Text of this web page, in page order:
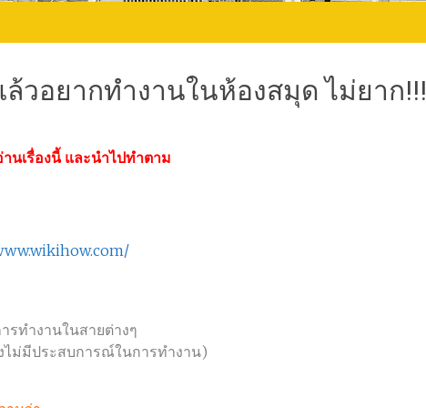
วอยากทำงานในห้องสมุด ไม่ยาก!!!
นเรื่องนี้ และนำไปทำตาม
รทำงานในสายต่างๆ
ไม่มีประสบการณ์ในการทำงาน)